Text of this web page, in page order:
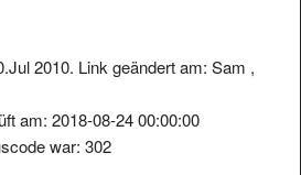
2010. Link geändert am: Sam ,
am: 2018-08-24 00:00:00
war: 302